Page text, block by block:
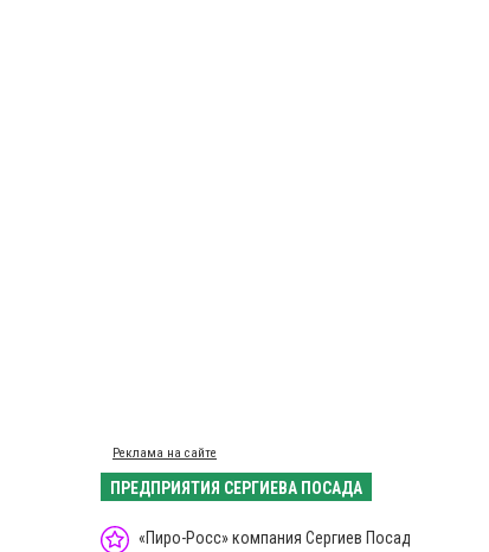
Реклама на сайте
ПРЕДПРИЯТИЯ СЕРГИЕВА ПОСАДА
«Пиро-Росс» компания Сергиев Посад